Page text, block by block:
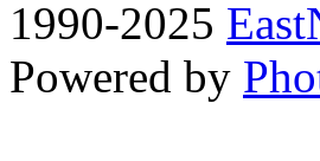
1990-2025
Powered by